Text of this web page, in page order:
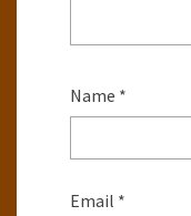
Name *
Email *